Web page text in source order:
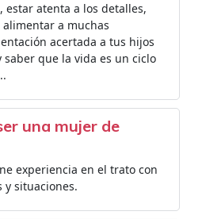
estar atenta a los detalles,
a muchas
acertada a tus hijos
que la vida es un ciclo
una mujer de
experiencia en el trato con
y situaciones.